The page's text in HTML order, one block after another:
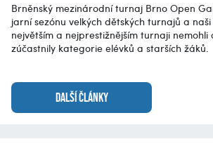
Brněnský mezinárodní turnaj Brno Open
jarní sezónu velkých dětských turnajů a
největším a nejprestižnějším turnaji nemohli
zúčastnily kategorie elévků a starších žáků.
DALŠÍ ČLÁNKY